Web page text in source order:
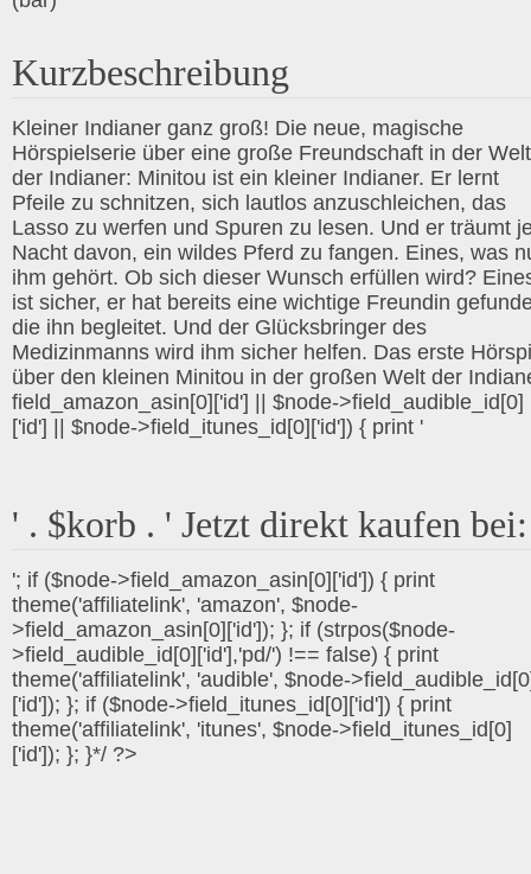
Kurzbeschreibung
Kleiner Indianer ganz groß! Die neue, magische
Hörspielserie über eine große Freundschaft in der Welt
der Indianer: Minitou ist ein kleiner Indianer. Er lernt
Pfeile zu schnitzen, sich lautlos anzuschleichen, das
Lasso zu werfen und Spuren zu lesen. Und er träumt
Nacht davon, ein wildes Pferd zu fangen. Eines, was
ihm gehört. Ob sich dieser Wunsch erfüllen wird?
ist sicher, er hat bereits eine wichtige Freundin
die ihn begleitet. Und der Glücksbringer des
Medizinmanns wird ihm sicher helfen. Das erste
über den kleinen Minitou in der großen Welt der
field_amazon_asin[0]['id'] || $node->field_audible_id[0]
['id'] || $node->field_itunes_id[0]['id']) { print '
' . $korb . ' Jetzt direkt kaufen bei:
'; if ($node->field_amazon_asin[0]['id']) { print
theme('affiliatelink', 'amazon', $node-
>field_amazon_asin[0]['id']); }; if (strpos($node-
>field_audible_id[0]['id'],'pd/') !== false) { print
theme('affiliatelink', 'audible', $node-
['id']); }; if ($node->field_itunes_id[0]['id']) { print
theme('affiliatelink', 'itunes', $node->field_itunes_id[0]
['id']); }; }*/ ?>